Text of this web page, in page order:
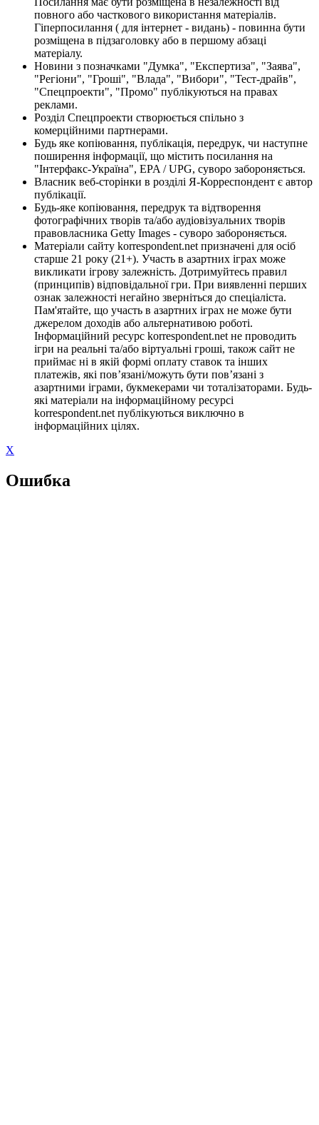
повного або часткового використання матеріалів.
Гіперпосилання ( для інтернет - видань) - повинна бути
розміщена в підзаголовку або в першому абзаці
матеріалу.
Новини з позначками "Думка", "Експертиза", "Заява",
"Регіони", "Гроші", "Влада", "Вибори", "Тест-драйв",
"Спецпроекти", "Промо" публікуються на правах
реклами.
Розділ Спецпроекти створюється спільно з
комерційними партнерами.
Будь яке копіювання, публікація, передрук, чи наступне
поширення інформації, що містить посилання на
"Інтерфакс-Україна", EPA / UPG, суворо забороняється.
Власник веб-сторінки в розділі Я-Корреспондент є автор
публікації.
Будь-яке копіювання, передрук та відтворення
фотографічних творів та/або аудіовізуальних творів
правовласника Getty Images - суворо забороняється.
Матеріали сайту korrespondent.net призначені для осіб
старше 21 року (21+). Участь в азартних іграх може
викликати ігрову залежність. Дотримуйтесь правил
(принципів) відповідальної гри. При виявленні перших
ознак залежності негайно зверніться до спеціаліста.
Пам'ятайте, що участь в азартних іграх не може бути
джерелом доходів або альтернативою роботі.
Інформаційний ресурс korrespondent.net не проводить
ігри на реальні та/або віртуальні гроші, також сайт не
приймає ні в якій формі оплату ставок та інших
платежів, які пов’язані/можуть бути пов’язані з
азартними іграми, букмекерами чи тоталізаторами. Будь-
які матеріали на інформаційному ресурсі
korrespondent.net публікуються виключно в
інформаційних цілях.
X
Ошибка